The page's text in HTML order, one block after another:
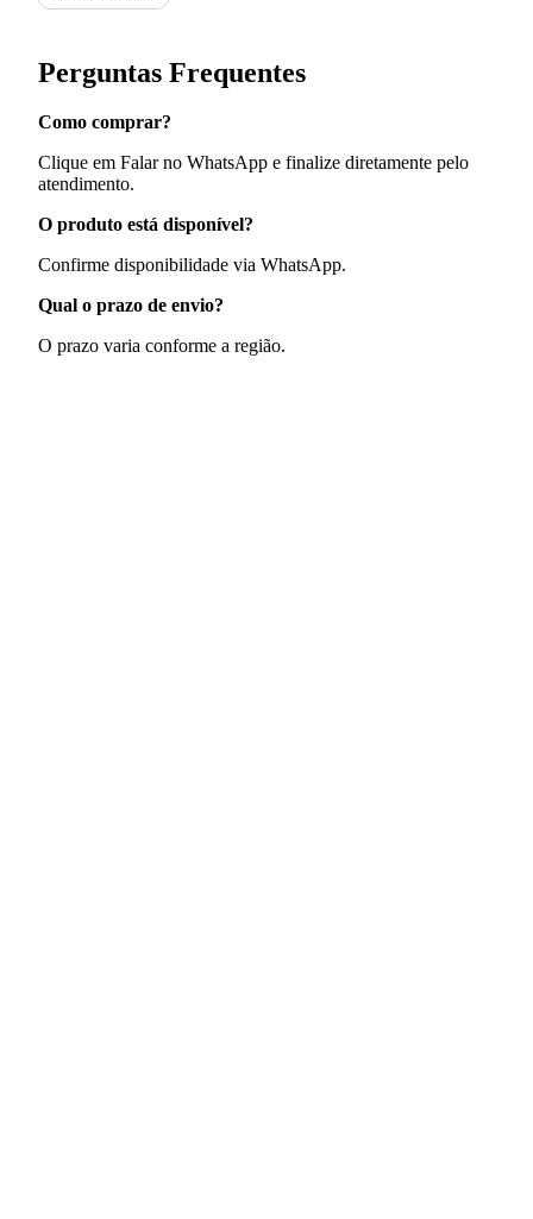
Perguntas Frequentes
Como comprar?
Clique em Falar no WhatsApp e finalize diretamente pelo
atendimento.
O produto está disponível?
Confirme disponibilidade via WhatsApp.
Qual o prazo de envio?
O prazo varia conforme a região.